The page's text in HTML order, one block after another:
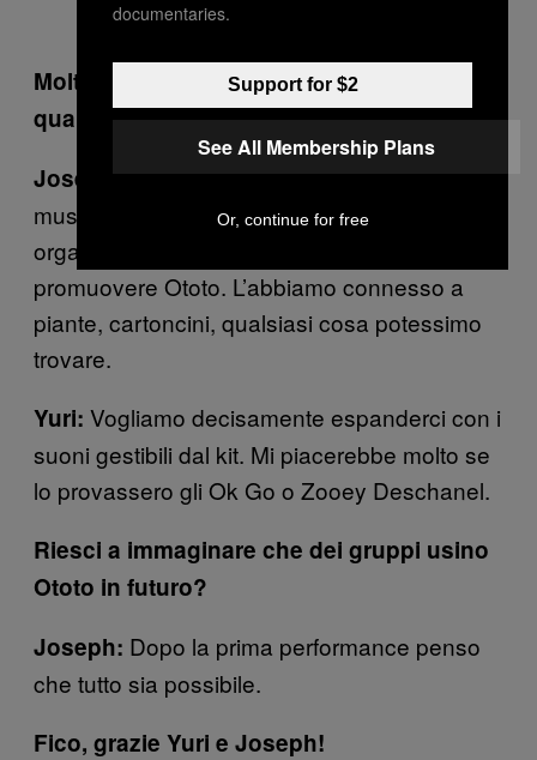
Moltissime direzioni, davvero. Ma per
quale tipo di musica sarebbe più adatto?
Joseph:Credo che andrebbe meglio per la
musica più sperimentale. Abbiamo
organizzato un’esibizione con 15 persone per
promuovere Ototo. L’abbiamo connesso a
piante, cartoncini, qualsiasi cosa potessimo
trovare.
Yuri: Vogliamo decisamente espanderci con i
suoni gestibili dal kit. Mi piacerebbe molto se
lo provassero gli Ok Go o Zooey Deschanel.
Riesci a immaginare che dei gruppi usino
Ototo in futuro?
Joseph: Dopo la prima performance penso
che tutto sia possibile.
Fico, grazie Yuri e Joseph!
documentaries.
Support for $2
See All Membership Plans
Or, continue for free